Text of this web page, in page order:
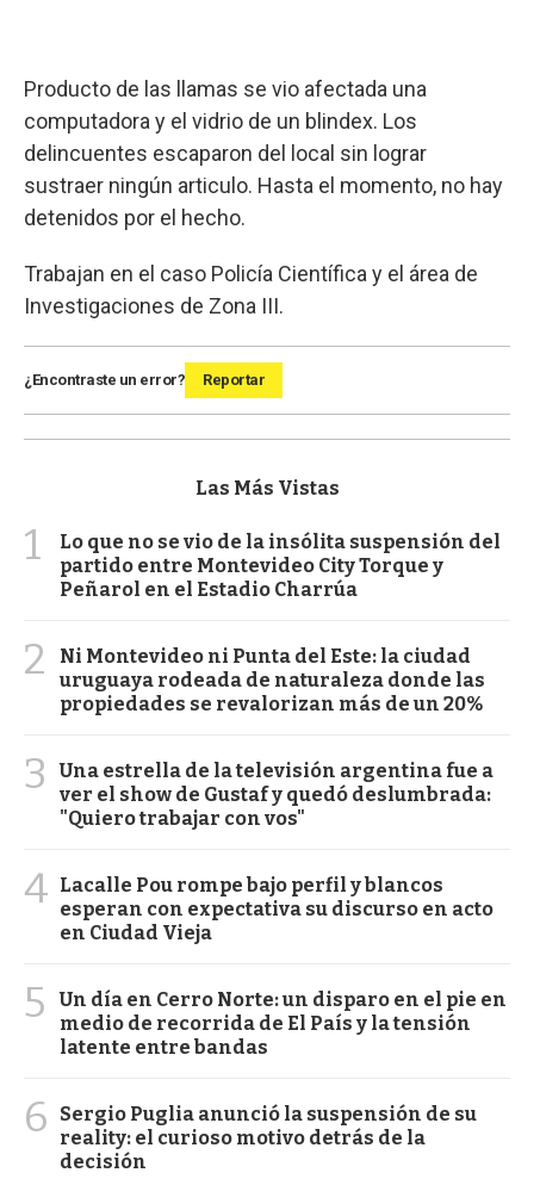
Producto de las llamas se vio afectada una
computadora y el vidrio de un blindex. Los
delincuentes escaparon del local sin lograr
sustraer ningún articulo. Hasta el momento, no hay
detenidos por el hecho.
Trabajan en el caso Policía Científica y el área de
Investigaciones de Zona III.
¿Encontraste un error? Reportar
Las Más Vistas
1
Lo que no se vio de la insólita suspensión del
partido entre Montevideo City Torque y
Peñarol en el Estadio Charrúa
2
Ni Montevideo ni Punta del Este: la ciudad
uruguaya rodeada de naturaleza donde las
propiedades se revalorizan más de un 20%
3
Una estrella de la televisión argentina fue a
ver el show de Gustaf y quedó deslumbrada:
"Quiero trabajar con vos"
4 Lacalle Pou rompe bajo perfil y blancos
esperan con expectativa su discurso en acto
en Ciudad Vieja
5
Un día en Cerro Norte: un disparo en el pie en
medio de recorrida de El País y la tensión
latente entre bandas
6
Sergio Puglia anunció la suspensión de su
reality: el curioso motivo detrás de la
decisión